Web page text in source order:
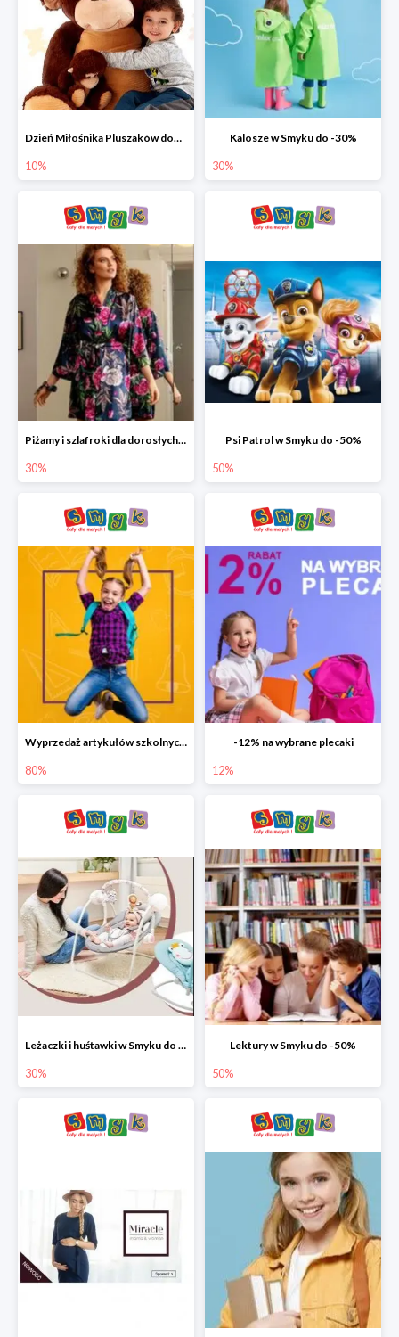
Dzień Miłośnika Pluszaków dodatkowy rabat -10%
10%
Kalosze w Smyku do -30%
30%
Piżamy i szlafroki dla dorosłych w Smyku do -30%
30%
Psi Patrol w Smyku do -50%
50%
Wyprzedaż artykułów szkolnych w Smyku do -80%
80%
-12% na wybrane plecaki
12%
Leżaczki i huśtawki w Smyku do -30%
30%
Lektury w Smyku do -50%
50%